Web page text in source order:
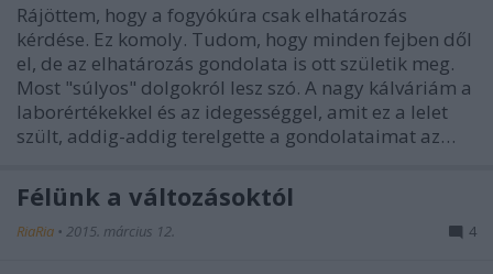
Rájöttem, hogy a fogyókúra csak elhatározás
kérdése. Ez komoly. Tudom, hogy minden fejben dől
el, de az elhatározás gondolata is ott születik meg.
Most "súlyos" dolgokról lesz szó. A nagy kálváriám a
laborértékekkel és az idegességgel, amit ez a lelet
szült, addig-addig terelgette a gondolataimat az…
Félünk a változásoktól
RiaRia • 2015. március 12. 4